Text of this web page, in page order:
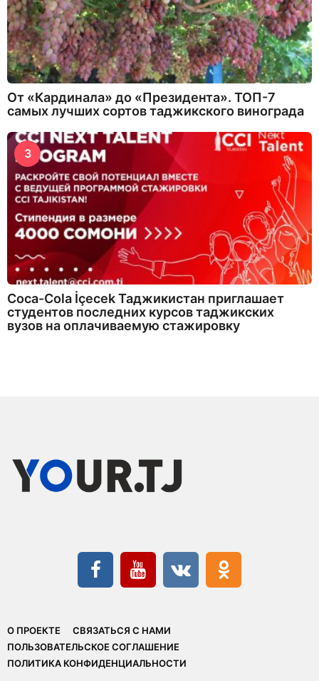
От «Кардинала» до «Президента». ТОП-7
самых лучших сортов таджикского винограда
3
Coca-Cola İçecek Таджикистан приглашает
студентов последних курсов таджикских
вузов на оплачиваемую стажировку
О ПРОЕКТЕ
СВЯЗАТЬСЯ С НАМИ
ПОЛЬЗОВАТЕЛЬСКОЕ СОГЛАШЕНИЕ
ПОЛИТИКА КОНФИДЕНЦИАЛЬНОСТИ